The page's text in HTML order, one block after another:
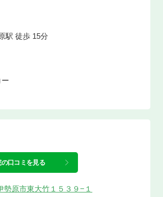
駅 徒歩 15分
口コミを見る
勢原市東大竹１５３９−１